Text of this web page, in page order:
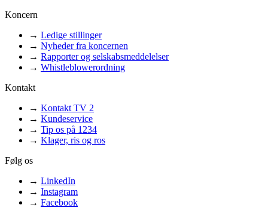
Koncern
→ Ledige stillinger
→ Nyheder fra koncernen
→ Rapporter og selskabsmeddelelser
→ Whistleblowerordning
Kontakt
→ Kontakt TV 2
→ Kundeservice
→ Tip os på 1234
→ Klager, ris og ros
Følg os
→ LinkedIn
→ Instagram
→ Facebook